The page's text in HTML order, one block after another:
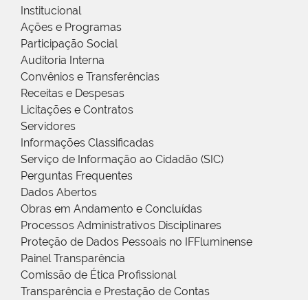
Institucional
Ações e Programas
Participação Social
Auditoria Interna
Convênios e Transferências
Receitas e Despesas
Licitações e Contratos
Servidores
Informações Classificadas
Serviço de Informação ao Cidadão (SIC)
Perguntas Frequentes
Dados Abertos
Obras em Andamento e Concluídas
Processos Administrativos Disciplinares
Proteção de Dados Pessoais no IFFluminense
Painel Transparência
Comissão de Ética Profissional
Transparência e Prestação de Contas